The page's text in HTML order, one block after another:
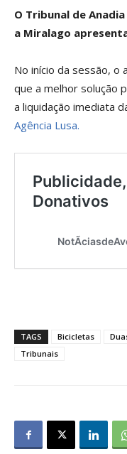
O Tribunal de
a Miralago
No início da sessão, o
que a melhor solução
a liquidação imediata
Agência Lusa.
TAGS Bicicletas
Tribunais